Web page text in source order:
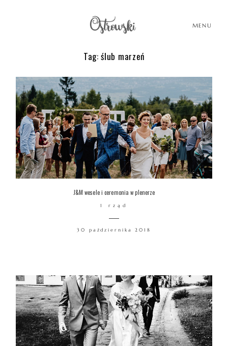
MENU
Tag: ślub marzeń
J&M wesele i ceremonia w plenerze
1 rząd
30 października 2018
HISTORIE
PORTFOLIO
O MNIE
KONTAKT